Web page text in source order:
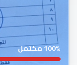
100% مكتمل